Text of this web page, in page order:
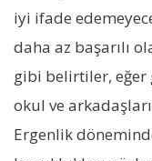
iyi ifade
daha az başarılı
gibi belirtiler, eğer
okul ve
Ergenlik